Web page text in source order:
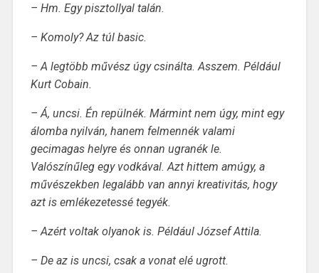
– Hm. Egy pisztollyal talán.
– Komoly? Az túl basic.
– A legtöbb művész úgy csinálta. Asszem. Például
Kurt Cobain.
– Á, uncsi. Én repülnék. Mármint nem úgy, mint egy
álomba nyilván, hanem felmennék valami
gecimagas helyre és onnan ugranék le.
Valószínűleg egy vodkával. Azt hittem amúgy, a
művészekben legalább van annyi kreativitás, hogy
azt is emlékezetessé tegyék.
– Azért voltak olyanok is. Például József Attila.
– De az is uncsi, csak a vonat elé ugrott.